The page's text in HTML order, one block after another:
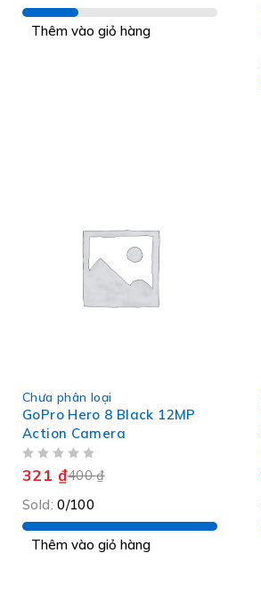
Thêm vào giỏ hàng
HOT
Chưa phân loại
GoPro Hero 8 Black 12MP
Action Camera
400₫
321 ₫
Sold: 0/100
Thêm vào giỏ hàng